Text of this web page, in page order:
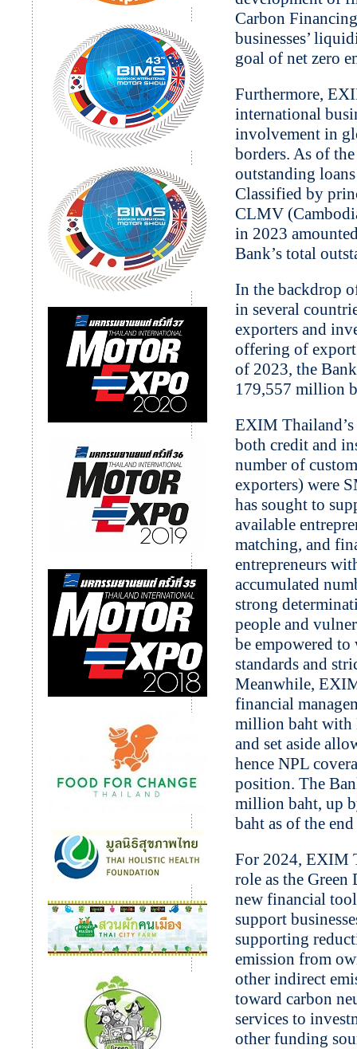
Carbon
businesses’
goal of net zero
Furthermore,
international
involvement in
borders. As of
outstanding
Classified by
CLMV
in 2023
Bank’s total
In the backdrop
in several
exporters and
offering of export
of 2023, the
179,557 million
EXIM
both credit and
number of
exporters) were
has sought to
available
matching, and
entrepreneurs
accumulated
strong
people and
be empowered
standards and
Meanwhile,
financial
million baht with
and set aside
hence NPL
position. The
million baht, up
baht as of the
For 2024, EXIM
role as the
new financial
support
supporting
emission from
other indirect
toward carbon
services to
other funding